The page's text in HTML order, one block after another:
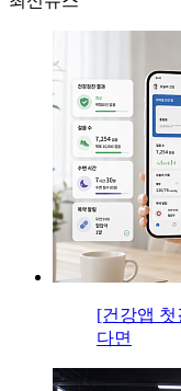
[건강앱 첫
다면